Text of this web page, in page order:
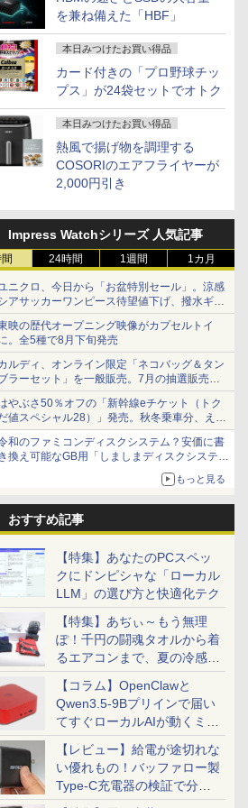
を兼ね備えた「HBF」
本日みつけたお買い得品
カード付きの「プロ野球チッ
プス」が24袋セットでオトク
本日みつけたお買い得品
熱風で揚げ物を調理する
COSORIのエアフライヤーが
2,000円引き
Impress Watchシリーズ 人気記事
24時間 1週間 1カ月
ニクロ、今日から「お盆特別セール」。涼感
アサッカーワンピース待望値下げ、撥水ギア
ョーツは1990円に
映の歴代オープニング映像がカプセルトイ
。全5種で8月下旬発売
ルディ、オンライン限定「ネコバッグ＆タン
ラーセット」を一般販売。7月の抽選販売の
選無効分
やぶさ50％オフの「新幹線eチケット（トク
値スペシャル28）」発売。秋冬乗車分、えき
っと限定
和のファミコンディスクシステム？安価に書
換え可能なGB用「しましまディスクシステ
もっと見る
おすすめ記事
【特集】あなたのPCスペッ
クにドンピシャな「ローカル
LLM」の選び方と快適化テク
【特集】あぢぃ～もう無理
ぽ！千円の闘魂タオルから着
るエアコンまで、夏の冷感グ
ッズ一挙紹介
【コラム】OpenClawと
Qwen3.5-9Bプリインで届い
てすぐローカルAIが動くミニ
PC「SER9 Pro」
【レビュー】給電が途切れな
い優れもの！バッファロー製
Type-C充電器の検証で分か
ったこと